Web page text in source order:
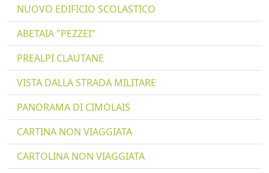
NUOVO EDIFICIO SCOLASTICO
ABETAIA "PEZZEI"
PREALPI CLAUTANE
VISTA DALLA STRADA MILITARE
PANORAMA DI CIMOLAIS
CARTINA NON VIAGGIATA
CARTOLINA NON VIAGGIATA